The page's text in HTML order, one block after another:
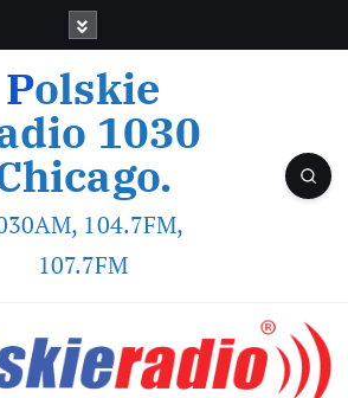
Polskie
1030
104.7FM,
107.7FM